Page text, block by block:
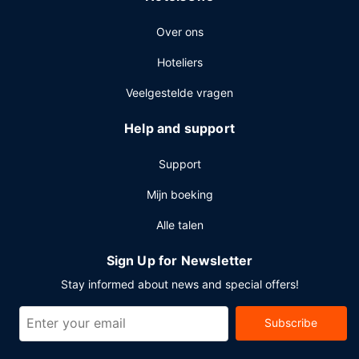
Over ons
Hoteliers
Veelgestelde vragen
Help and support
Support
Mijn boeking
Alle talen
Sign Up for Newsletter
Stay informed about news and special offers!
Subscribe